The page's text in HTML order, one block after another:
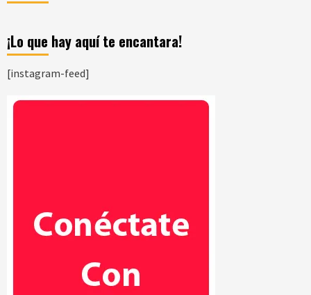
¡Lo que hay aquí te encantara!
[instagram-feed]